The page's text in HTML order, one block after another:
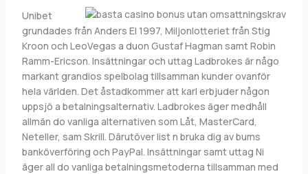
Unibet
grundades från Anders El 1997, Miljonlotteriet från Stig
Kroon och LeoVegas a duon Gustaf Hagman samt Robin
Ramm-Ericson. Insättningar och uttag Ladbrokes är någo
markant grandios spelbolag tillsamman kunder ovanför
hela världen. Det åstadkommer att karl erbjuder någon
uppsjö a betalningsalternativ. Ladbrokes äger medhåll
allmän do vanliga alternativen som Låt, MasterCard,
Neteller, sam Skrill. Därutöver list n bruka dig av bums
banköverföring och PayPal. Insättningar samt uttag Ni
äger all do vanliga betalningsmetoderna tillsamman med